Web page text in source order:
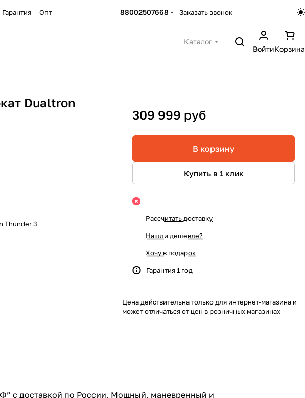
Гарантия Опт 88002507668 Заказать звонок
Каталог
ВойтиКорзина
Dualtron
Thunder 3
309 999 руб
В корзину
Купить в 1 клик
Рассчитать доставку
Нашли дешевле?
Хочу в подарок
Гарантия 1 год
Цена действительна только для интернет-магазина и
может отличаться от цен в розничных магазинах
с доставкой по России. Мощный, маневренный и